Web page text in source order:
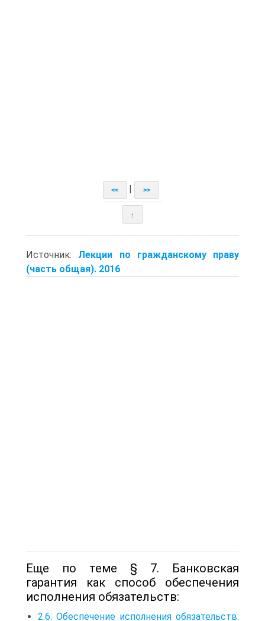
<< >>
↑
Источник: Лекции по гражданскому праву
(часть общая). 2016
Еще по теме § 7. Банковская
гарантия как способ обеспечения
исполнения обязательств:
2.6. Обеспечение исполнения обязательств: